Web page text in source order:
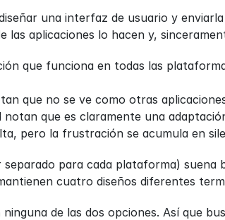
una interfaz de usuario y
las aplicaciones lo hacen y,
que funciona en todas las
que no se ve como otras
notan que es claramente una
pero la frustración se acumula en
para cada plataforma) suena
cuatro diseños diferentes
de las dos opciones. Así que